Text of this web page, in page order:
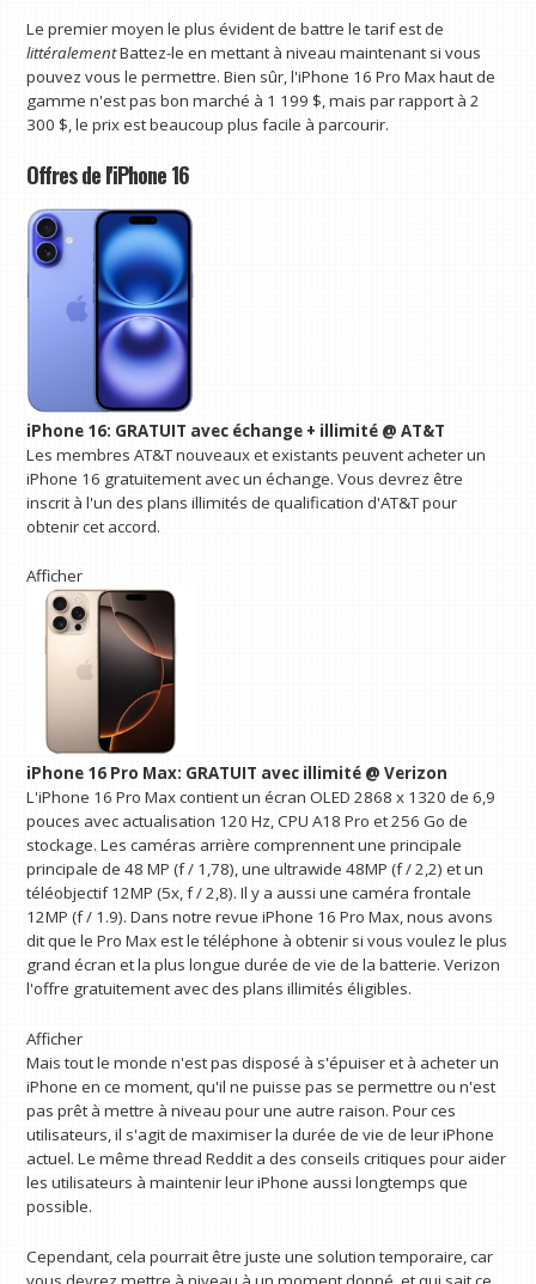
Le premier moyen le plus évident de battre le tarif est de
littéralementBattez-le en mettant à niveau maintenant si vous
pouvez vous le permettre. Bien sûr, l'iPhone 16 Pro Max haut de
gamme n'est pas bon marché à 1 199 $, mais par rapport à 2
300 $, le prix est beaucoup plus facile à parcourir.
Offres de l'iPhone 16
iPhone 16: GRATUIT avec échange + illimité @ AT&T
Les membres AT&T nouveaux et existants peuvent acheter un
iPhone 16 gratuitement avec un échange. Vous devrez être
inscrit à l'un des plans illimités de qualification d'AT&T pour
obtenir cet accord.
Afficher
iPhone 16 Pro Max: GRATUIT avec illimité @ Verizon
L'iPhone 16 Pro Max contient un écran OLED 2868 x 1320 de 6,9 ​​
pouces avec actualisation 120 Hz, CPU A18 Pro et 256 Go de
stockage. Les caméras arrière comprennent une principale
principale de 48 MP (f / 1,78), une ultrawide 48MP (f / 2,2) et un
téléobjectif 12MP (5x, f / 2,8). Il y a aussi une caméra frontale
12MP (f / 1.9). Dans notre revue iPhone 16 Pro Max, nous avons
dit que le Pro Max est le téléphone à obtenir si vous voulez le plus
grand écran et la plus longue durée de vie de la batterie. Verizon
l'offre gratuitement avec des plans illimités éligibles.
Afficher
Mais tout le monde n'est pas disposé à s'épuiser et à acheter un
iPhone en ce moment, qu'il ne puisse pas se permettre ou n'est
pas prêt à mettre à niveau pour une autre raison. Pour ces
utilisateurs, il s'agit de maximiser la durée de vie de leur iPhone
actuel. Le même thread Reddit a des conseils critiques pour aider
les utilisateurs à maintenir leur iPhone aussi longtemps que
possible.
Cependant, cela pourrait être juste une solution temporaire, car